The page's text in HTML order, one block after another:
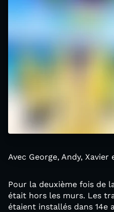
Avec George, Andy, Xavier
Pour la deuxième fois de
était hors les murs. Les
étaient installés dans 14e